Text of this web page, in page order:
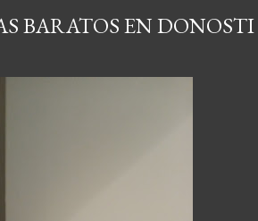
BARATOS EN DONOSTI